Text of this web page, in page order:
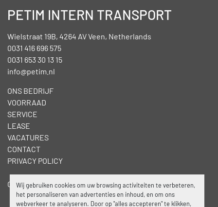
Wij gebruiken cookies om uw browsing activiteiten te verbeteren,
het personaliseren van advertenties en inhoud, en om ons
webverkeer te analyseren. Door op "alles accepteren" te klikken,
PETIM INTERN TRANSPORT
Wielstraat 19B, 4264 AV Veen, Netherlands
0031 416 696 575
0031 653 30 13 15
info@petim.nl
ONS BEDRIJF
VOORRAAD
SERVICE
LEASE
VACATURES
CONTACT
PRIVACY POLICY
Cookies beheren